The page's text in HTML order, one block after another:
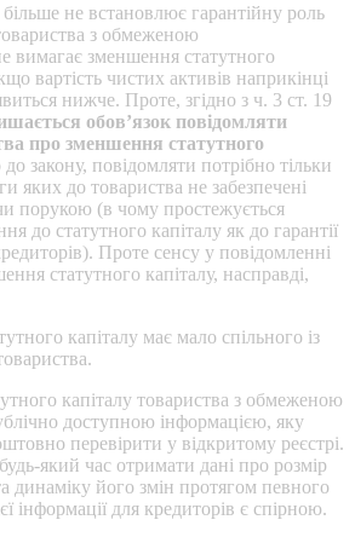
не встановлює гарантійну роль
з обмеженою
вимагає зменшення статутного
вартість чистих активів наприкінці
нижче. Проте, згідно з ч. 3 ст. 19
обов’язок повідомляти
про зменшення статутного
закону, повідомляти потрібно тільки
яких до товариства не забезпечені
порукою (в чому простежується
до статутного капіталу як до гарантії
Проте сенсу у повідомленні
статутного капіталу, насправді,
капіталу має мало спільного із
капіталу товариства з обмеженою
доступною інформацією, яку
перевірити у відкритому реєстрі.
який час отримати дані про розмір
динаміку його змін протягом певного
інформації для кредиторів є спірною.